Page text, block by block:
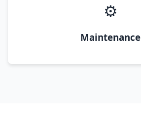
⚙️
Maintenance